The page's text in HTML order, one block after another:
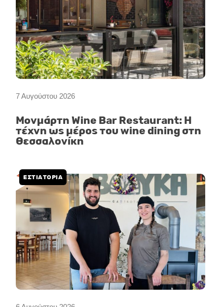
7 Αυγούστου 2026
Μονμάρτη Wine Bar Restaurant: Η
τέχνη ως μέρος του wine dining στη
Θεσσαλονίκη
ΕΣΤΙΑΤΟΡΙΑ